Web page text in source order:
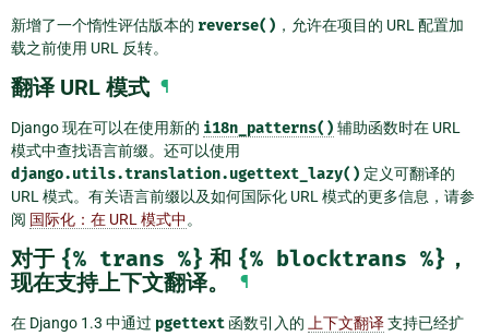
新增了一个惰性评估版本的 reverse() ，允许在项目的 URL 配置加
载之前使用 URL 反转。
翻译 URL 模式 ¶
Django 现在可以在使用新的 i18n_patterns() 辅助函数时在 URL
模式中查找语言前缀。还可以使用
django.utils.translation.ugettext_lazy() 定义可翻译的
URL 模式。有关语言前缀以及如何国际化 URL 模式的更多信息，请参
阅 国际化：在 URL 模式中。
对于 {% trans %} 和 {% blocktrans %} ，
现在支持上下文翻译。
¶
在 Django 1.3 中通过 pgettext 函数引入的 上下文翻译支持已经扩